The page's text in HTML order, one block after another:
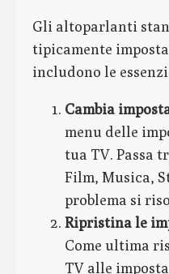
Gli altoparlanti
tipicamente
includono le
Cambia
menu delle
tua TV. Passa
Film, Musica,
problema si
Ripristina le
Come ultima
TV alle